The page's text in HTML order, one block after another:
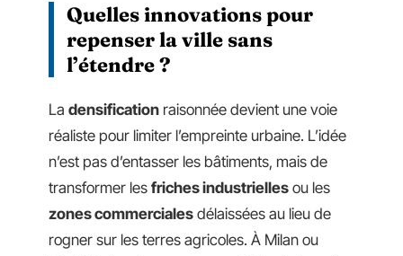
Quelles innovations pour
repenser la ville sans
l’étendre ?
La densification raisonnée devient une voie
réaliste pour limiter l’empreinte urbaine. L’idée
n’est pas d’entasser les bâtiments, mais de
transformer les friches industrielles ou les
zones commerciales délaissées au lieu de
rogner sur les terres agricoles. À Milan ou